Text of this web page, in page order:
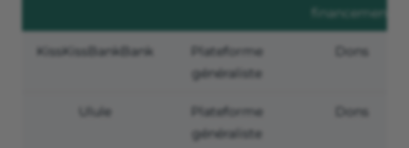
financement
KissKissBankBank
Plateforme
généraliste
Dons
Ulule
Plateforme
généraliste
Dons